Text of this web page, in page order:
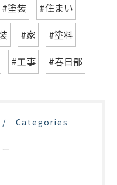
#塗装
#住まい
#家
#塗料
#工事 #春日部
Categories